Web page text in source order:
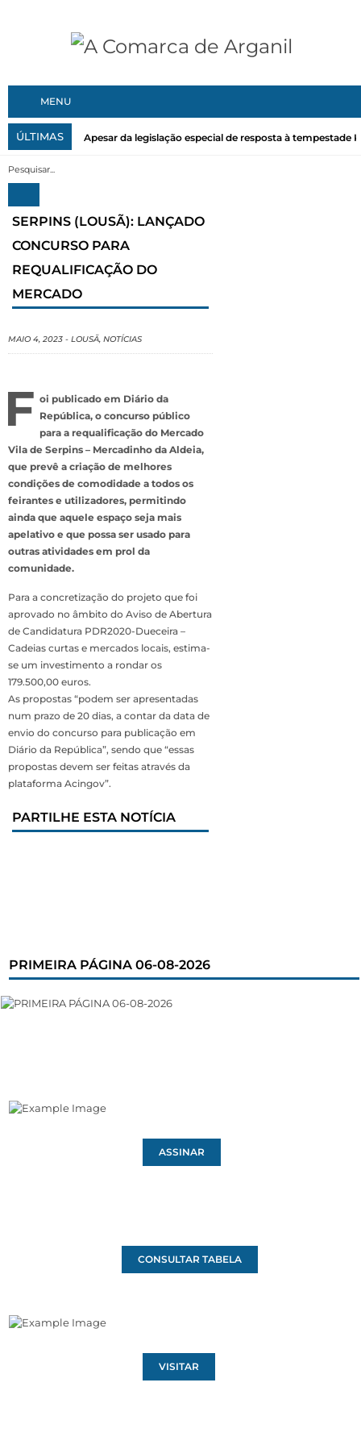
MENU
ÚLTIMAS Apesar da legislação especial de resposta à tempestade
SERPINS (LOUSÃ): LANÇADO
CONCURSO PARA
REQUALIFICAÇÃO DO
MERCADO
MAIO 4, 2023 - LOUSÃ, NOTÍCIAS
F oi publicado em Diário da
República, o concurso público
para a requalificação do Mercado
Vila de Serpins – Mercadinho da Aldeia,
que prevê a criação de melhores
condições de comodidade a todos os
feirantes e utilizadores, permitindo
ainda que aquele espaço seja mais
apelativo e que possa ser usado para
outras atividades em prol da
comunidade.
Para a concretização do projeto que foi
aprovado no âmbito do Aviso de Abertura
de Candidatura PDR2020-Dueceira –
Cadeias curtas e mercados locais, estima-
se um investimento a rondar os
179.500,00 euros.
As propostas “podem ser apresentadas
num prazo de 20 dias, a contar da data de
envio do concurso para publicação em
Diário da República”, sendo que “essas
propostas devem ser feitas através da
plataforma Acingov”.
PARTILHE ESTA NOTÍCIA
PRIMEIRA PÁGINA 06-08-2026
ASSINAR
CONSULTAR TABELA
VISITAR